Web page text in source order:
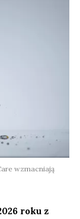
wzmacniają
roku z